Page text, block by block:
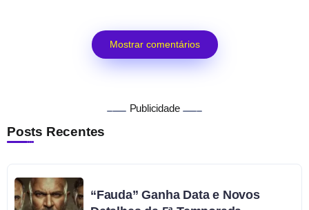
Mostrar comentários
Publicidade
Posts Recentes
“Fauda” Ganha Data e Novos